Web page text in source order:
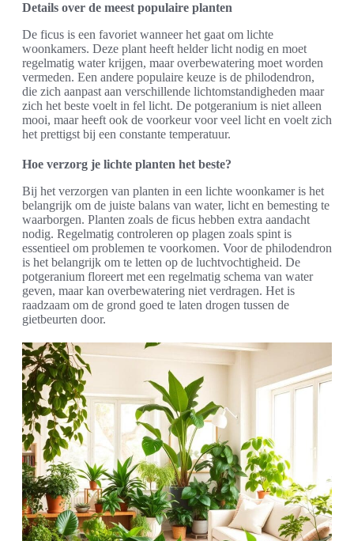
Details over de meest populaire planten
De ficus is een favoriet wanneer het gaat om lichte
woonkamers. Deze plant heeft helder licht nodig en moet
regelmatig water krijgen, maar overbewatering moet worden
vermeden. Een andere populaire keuze is de philodendron,
die zich aanpast aan verschillende lichtomstandigheden maar
zich het beste voelt in fel licht. De potgeranium is niet alleen
mooi, maar heeft ook de voorkeur voor veel licht en voelt zich
het prettigst bij een constante temperatuur.
Hoe verzorg je lichte planten het beste?
Bij het verzorgen van planten in een lichte woonkamer is het
belangrijk om de juiste balans van water, licht en bemesting te
waarborgen. Planten zoals de ficus hebben extra aandacht
nodig. Regelmatig controleren op plagen zoals spint is
essentieel om problemen te voorkomen. Voor de philodendron
is het belangrijk om te letten op de luchtvochtigheid. De
potgeranium floreert met een regelmatig schema van water
geven, maar kan overbewatering niet verdragen. Het is
raadzaam om de grond goed te laten drogen tussen de
gietbeurten door.